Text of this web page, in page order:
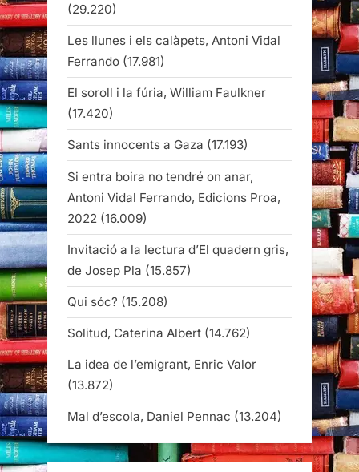
(29.220)
Les llunes i els calàpets, Antoni Vidal
Ferrando (17.981)
El soroll i la fúria, William Faulkner
(17.420)
Sants innocents a Gaza (17.193)
Si entra boira no tendré on anar,
Antoni Vidal Ferrando, Edicions Proa,
2022 (16.009)
Invitació a la lectura d’El quadern gris,
de Josep Pla (15.857)
Qui sóc? (15.208)
Solitud, Caterina Albert (14.762)
La idea de l’emigrant, Enric Valor
(13.872)
Mal d’escola, Daniel Pennac (13.204)